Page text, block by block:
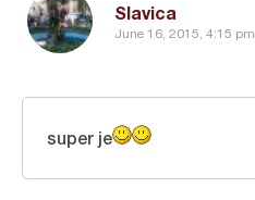
Slavica
June 16, 2015, 4:15 pm
super je